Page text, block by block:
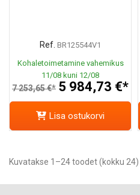
Ref. BR125544V1
Kohaletoimetamine vahemikus
11/08 kuni 12/08
7 253,65 €* 5 984,73 €*
Lisa ostukorvi
Kuvatakse 1–24 toodet (kokku 24)